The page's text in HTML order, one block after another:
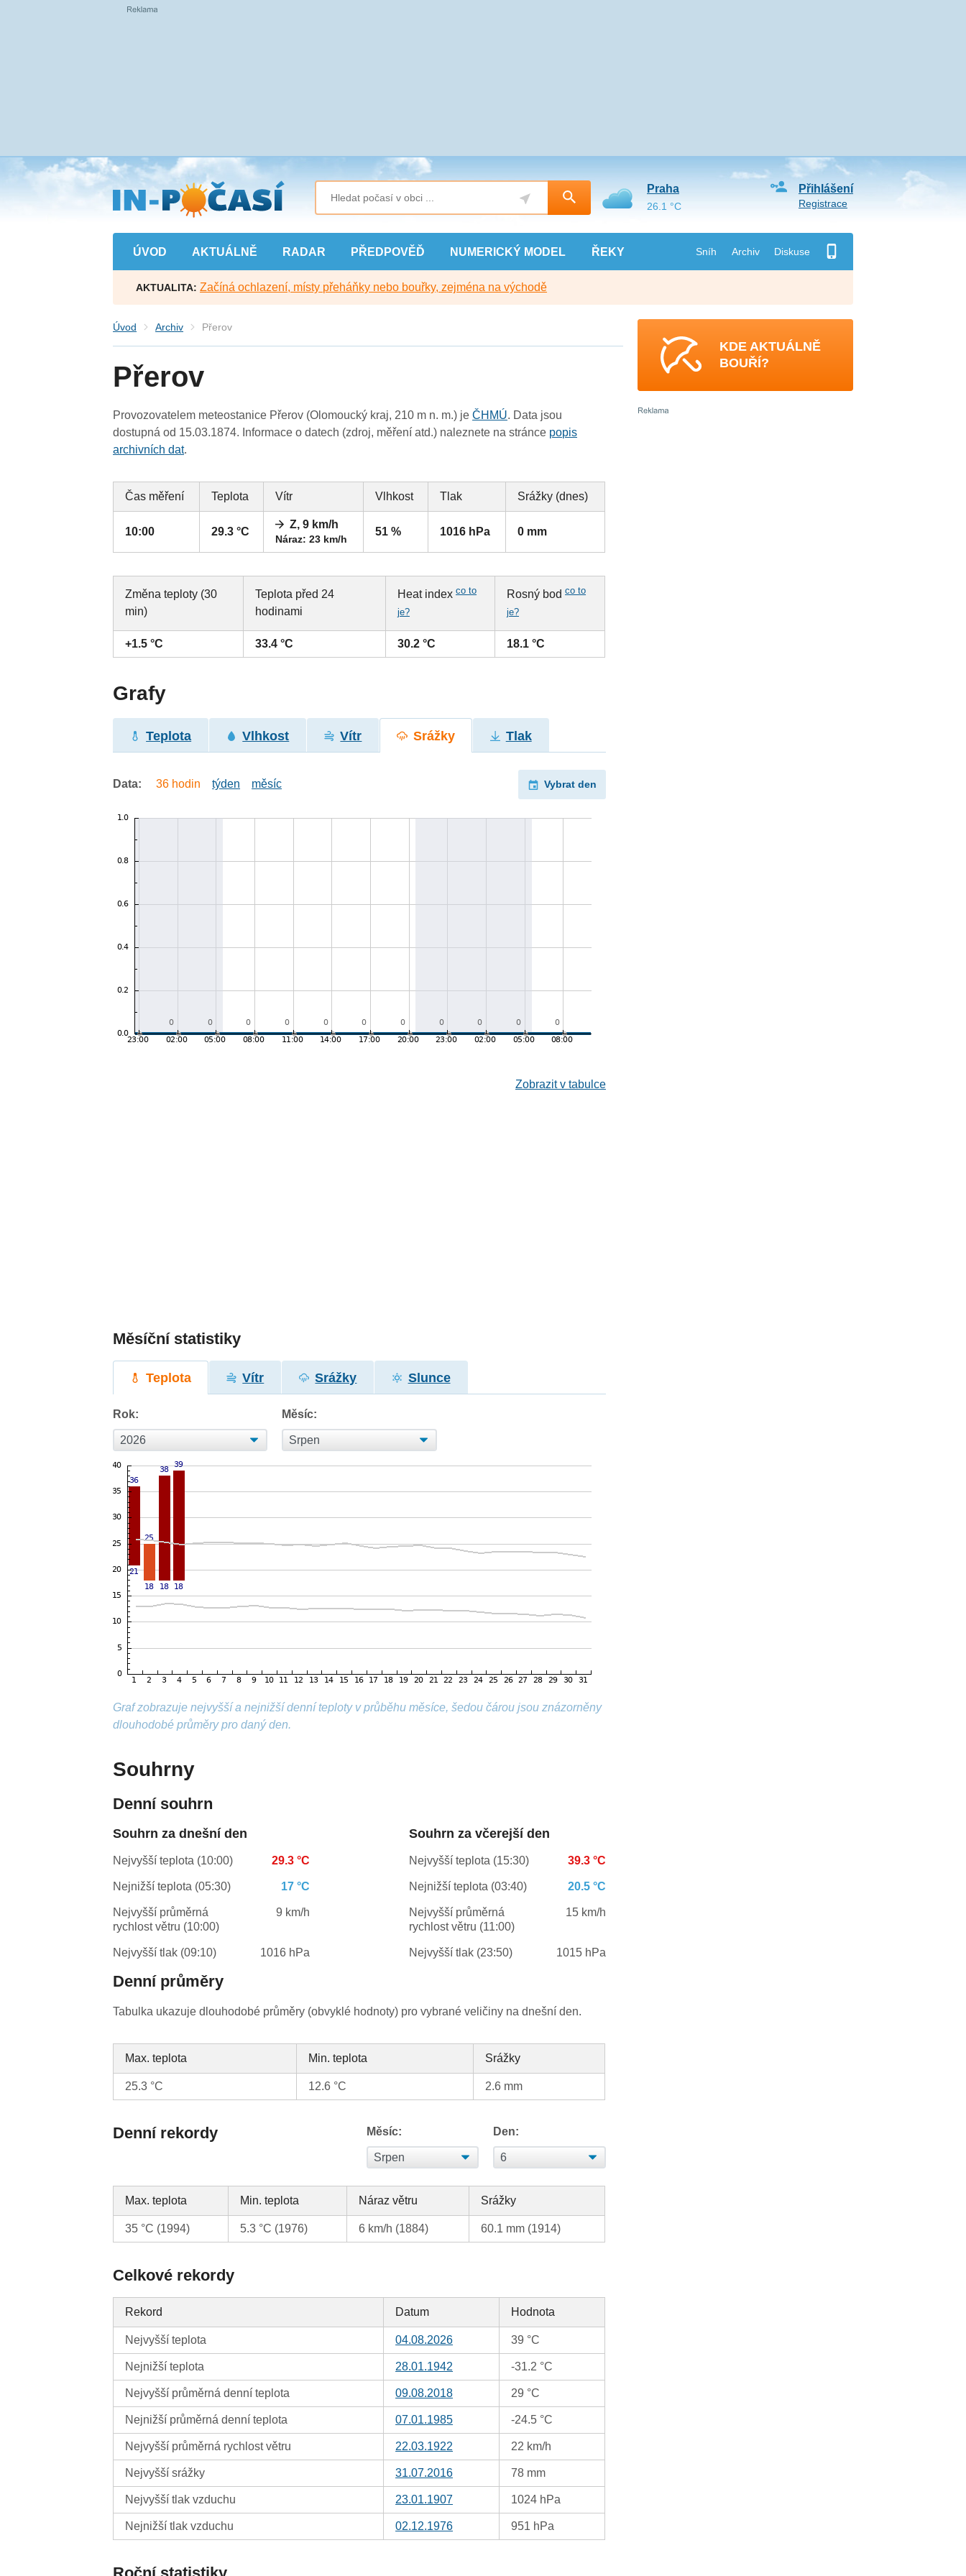
Přejít
na
hlavní
obsah
ÚVOD AKTUÁLNĚ RADAR PŘEDPOVĚĎ NUMERICKÝ MODEL ŘEKY Sníh Archiv Diskuse
Přihlášení
Registrace
Praha
26.1 °C
AKTUALITA: Začíná ochlazení, místy přeháňky nebo bouřky, zejména na východě
Úvod Archiv Přerov
Přerov
Provozovatelem meteostanice Přerov (Olomoucký kraj, 210 m n. m.) jeČHMÚ. Data jsou
dostupná od 15.03.1874. Informace o datech (zdroj, měření atd.) naleznete na stránce popis
archivních dat.
Čas měření Teplota Vítr Vlhkost Tlak Srážky (dnes)
10:00 29.3 °C
Z, 9 km/h
Náraz: 23 km/h
51 % 1016 hPa 0 mm
Změna teploty (30
min)
Teplota před 24
hodinami
Heat indexco to
je?
Rosný bodco to
je?
+1.5 °C 33.4 °C 30.2 °C 18.1 °C
Grafy
Teplota Vlhkost Vítr Srážky Tlak
Data: 36 hodin týden měsíc Vybrat den
Zobrazit v tabulce
Měsíční statistiky
Teplota Vítr Srážky Slunce
Rok: Měsíc:
Graf zobrazuje nejvyšší a nejnižší denní teploty v průběhu měsíce, šedou čárou jsou znázorněny
dlouhodobé průměry pro daný den.
Souhrny
Denní souhrn
Souhrn za dnešní den
Nejvyšší teplota (10:00) 29.3 °C
Nejnižší teplota (05:30) 17 °C
Nejvyšší průměrná
rychlost větru (10:00)
9 km/h
Nejvyšší tlak (09:10) 1016 hPa
Souhrn za včerejší den
Nejvyšší teplota (15:30) 39.3 °C
Nejnižší teplota (03:40) 20.5 °C
Nejvyšší průměrná
rychlost větru (11:00)
15 km/h
Nejvyšší tlak (23:50) 1015 hPa
Denní průměry
Tabulka ukazuje dlouhodobé průměry (obvyklé hodnoty) pro vybrané veličiny na dnešní den.
Max. teplota Min. teplota Srážky
25.3 °C 12.6 °C 2.6 mm
Denní rekordy Měsíc: Den:
Max. teplota Min. teplota Náraz větru Srážky
35 °C (1994) 5.3 °C (1976) 6 km/h (1884) 60.1 mm (1914)
Celkové rekordy
Rekord Datum Hodnota
Nejvyšší teplota 04.08.2026 39 °C
Nejnižší teplota 28.01.1942 -31.2 °C
Nejvyšší průměrná denní teplota 09.08.2018 29 °C
Nejnižší průměrná denní teplota 07.01.1985 -24.5 °C
Nejvyšší průměrná rychlost větru 22.03.1922 22 km/h
Nejvyšší srážky 31.07.2016 78 mm
Nejvyšší tlak vzduchu 23.01.1907 1024 hPa
Nejnižší tlak vzduchu 02.12.1976 951 hPa
KDE AKTUÁLNĚ
BOUŘÍ?